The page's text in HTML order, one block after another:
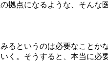
点になるような、そんな
るというのは必要なこと
く。そうすると、本当に